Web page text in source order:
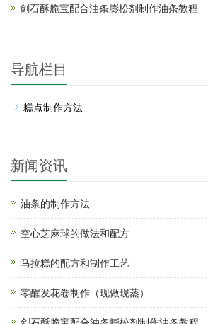
剑石酥脆宝配合油条膨松剂制作油条教程
导航栏目
糕点制作方法
新闻资讯
油条的制作方法
空心芝麻球的做法和配方
马拉糕的配方和制作工艺
零醒发花卷制作（现做现蒸）